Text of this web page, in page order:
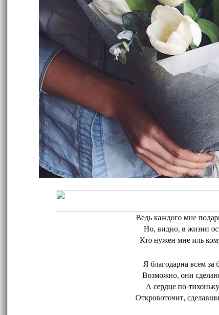
Ведь каждого мне
Но, видно, в жизни
Кто нужен мне иль
Я благодарна всем за
Возможно, они
А сердце по-
Откровоточит,